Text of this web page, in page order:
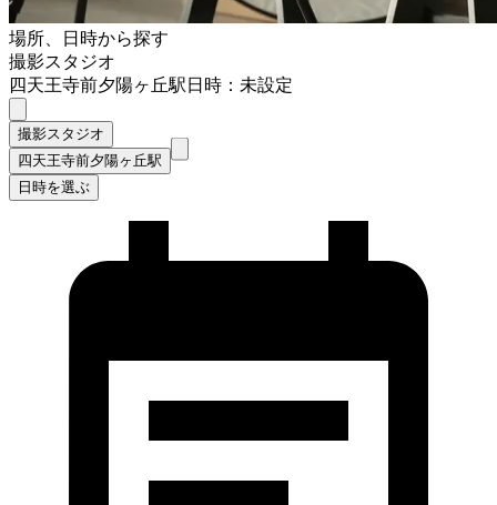
場所、日時から探す
撮影スタジオ
四天王寺前夕陽ヶ丘駅日時：未設定
撮影スタジオ
四天王寺前夕陽ヶ丘駅
日時を選ぶ